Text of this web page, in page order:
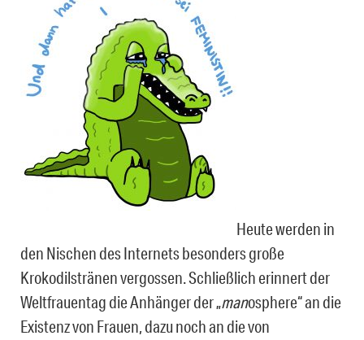
Heute werden in
den Nischen des Internets besonders große
Krokodilstränen vergossen. Schließlich erinnert der
Weltfrauentag die Anhänger der „manosphere“ an die
Existenz von Frauen, dazu noch an die von